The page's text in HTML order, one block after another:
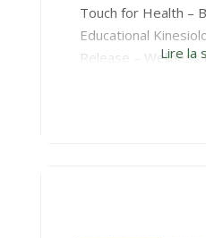
Touch for Health –
Educational
Release – Wellness
Lire la